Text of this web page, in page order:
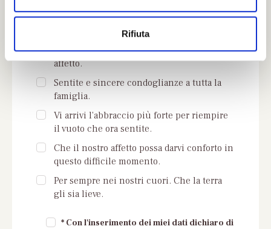
Rifiuta
sincere condoglianze.
Ci uniamo alla vostra famiglia in questo
doloroso momento con commozione e
affetto.
Sentite e sincere condoglianze a tutta la
famiglia.
Vi arrivi l'abbraccio più forte per riempire
il vuoto che ora sentite.
Che il nostro affetto possa darvi conforto in
questo difficile momento.
Per sempre nei nostri cuori. Che la terra
gli sia lieve.
* Con l'inserimento dei miei dati dichiaro di